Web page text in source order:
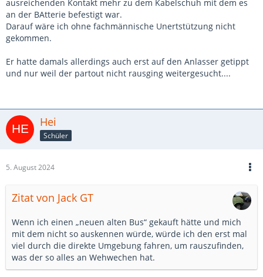
ausreichenden Kontakt mehr zu dem Kabelschuh mit dem es
an der BAtterie befestigt war.
Darauf wäre ich ohne fachmännische Unertstützung nicht
gekommen.
Er hatte damals allerdings auch erst auf den Anlasser getippt
und nur weil der partout nicht rausging weitergesucht....
Hei
Schüler
5. August 2024
Zitat von Jack GT
Wenn ich einen „neuen alten Bus“ gekauft hätte und mich
mit dem nicht so auskennen würde, würde ich den erst mal
viel durch die direkte Umgebung fahren, um rauszufinden,
was der so alles an Wehwechen hat.